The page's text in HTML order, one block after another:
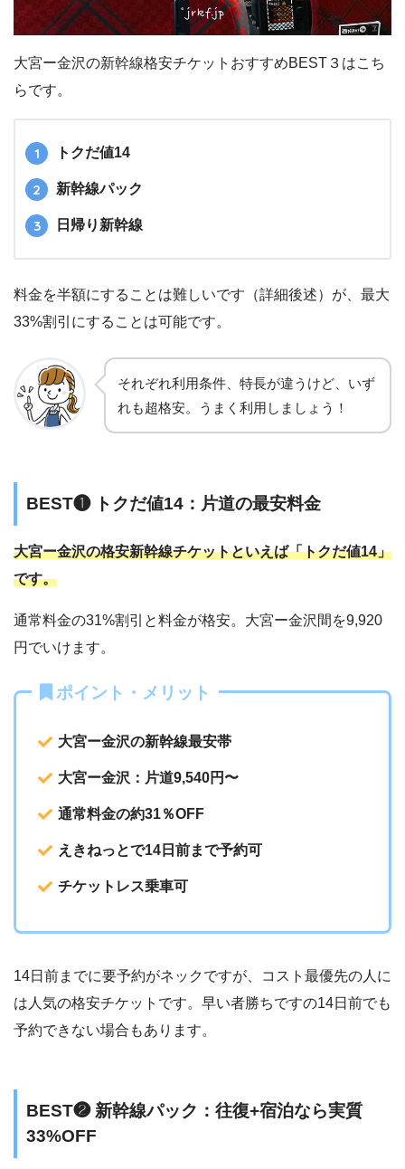
大宮ー金沢の新幹線格安チケットおすすめBEST３はこち
らです。
トクだ値14
新幹線パック
日帰り新幹線
料金を半額にすることは難しいです（詳細後述）が、最大
33%割引にすることは可能です。
それぞれ利用条件、特長が違うけど、いず
れも超格安。うまく利用しましょう！
BEST❶ トクだ値14：片道の最安料金
大宮ー金沢の格安新幹線チケットといえば「トクだ値14」
です。
通常料金の31%割引と料金が格安。大宮ー金沢間を9,920
円でいけます。
ポイント・メリット
大宮ー金沢の新幹線最安帯
大宮ー金沢：片道9,540円〜
通常料金の約31％OFF
えきねっとで14日前まで予約可
チケットレス乗車可
14日前までに要予約がネックですが、コスト最優先の人に
は人気の格安チケットです。早い者勝ちですの14日前でも
予約できない場合もあります。
BEST❷ 新幹線パック：往復+宿泊なら実質
33%OFF